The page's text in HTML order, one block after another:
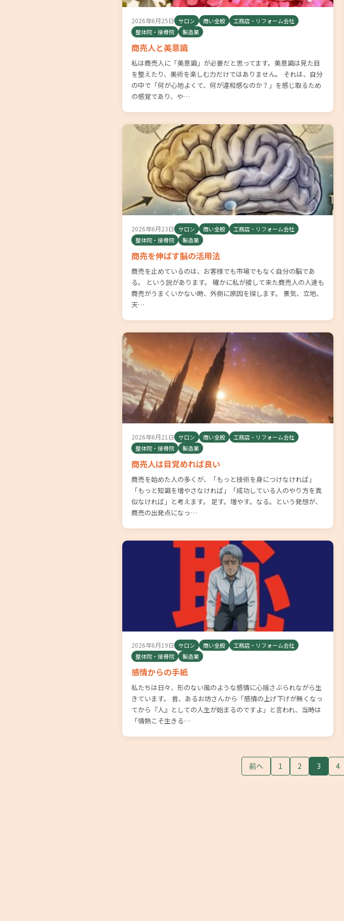
2026年6月25日 サロン 商い全般
工務店・リフォーム会社
整体院・接骨院
製造業
商売人と美意識
私は商売人に「美意識」が必要だと思ってます。美意識は見た目
を整えたり、美術を楽しむ力だけではありません。 それは、自分
の中で「何が心地よくて、何が違和感なのか？」を感じ取るため
の感覚であり、や…
2026年6月23日 サロン 商い全般
工務店・リフォーム会社
整体院・接骨院
製造業
商売を伸ばす脳の活用法
商売を止めているのは、お客様でも市場でもなく自分の脳であ
る。 という説があります。 確かに私が接して来た商売人の人達も
商売がうまくいかない時、外側に原因を探します。 景気、立地、
天…
2026年6月21日 サロン 商い全般
工務店・リフォーム会社
整体院・接骨院
製造業
商売人は目覚めれば良い
商売を始めた人の多くが、「もっと技術を身につけなければ」
「もっと知識を増やさなければ」「成功している人のやり方を真
似なければ」と考えます。 足す。増やす。なる。という発想が、
商売の出発点になっ…
2026年6月19日 サロン 商い全般
工務店・リフォーム会社
整体院・接骨院
製造業
感情からの手紙
私たちは日々、形のない風のような感情に心揺さぶられながら生
きています。 昔、あるお坊さんから「感情の上げ下げが無くなっ
てから『人』としての人生が始まるのですよ」と言われ、当時は
「情熱こそ生きる…
前へ 1 2 3 4